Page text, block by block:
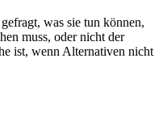
was sie tun können,
muss, oder nicht der
ist, wenn Alternativen nicht